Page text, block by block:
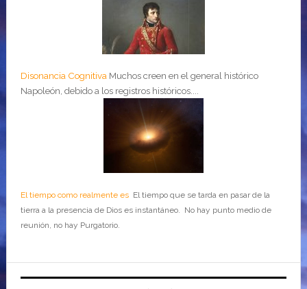
Disonancia Cognitiva Muchos creen en el general histórico
Napoleón, debido a los registros históricos....
El tiempo como realmente esEl tiempo que se tarda en pasar de la
tierra a la presencia de Dios es instantáneo. No hay punto medio de
reunión, no hay Purgatorio.